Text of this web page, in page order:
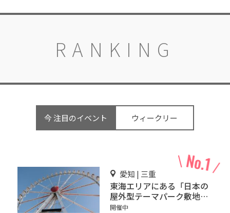
RANKING
今 注目のイベント ウィークリー
愛知 | 三重
東海エリアにある「日本の
屋外型テーマパーク敷地面
積ランキング」入りしてい
開催中